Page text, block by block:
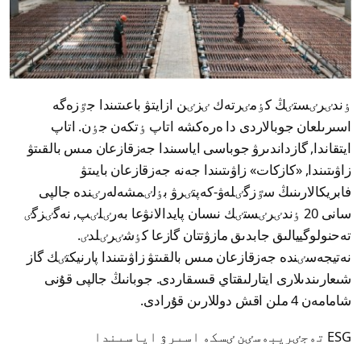
ٶندٸرٸستٸڭ كٶمٸرتەك ٸزٸن ازايتۋ باعىتىندا جٷزەگە
اسىرىلعان جوبالاردى دا ەرەكشە اتاپ ٶتكەن جٶن. اتاپ
ايتقاندا, گازداندىرۋ جوباسى اياسىندا جەزقازعان مىس بالقىتۋ
زاۋىتىندا, «كازكات» زاۋىتىندا جەنە جەزقازعان بايىتۋ
فابريكالارىنىڭ سٷزگٸلەۋ-كەپتٸرۋ بٶلٸمشەلەرٸندە جالپى
سانى 20 ٶندٸرٸستٸك نىسان پايدالانۋعا بەرٸلٸپ, نەگٸزگٸ
تەحنولوگييالىق جابدىق مازۋتتان گازعا كٶشٸرٸلدٸ.
نەتيجەسٸندە جەزقازعان مىس بالقىتۋ زاۋىتىندا پارنيكتٸك گاز
شىعارىندىلارى ايتارلىقتاي قىسقاردى. جوبانىڭ جالپى قۇنى
شامامەن 4 ملن اقش دوللارىن قۇرادى.
ESG تەجٸريبەسٸن ٸسكە اسىرۋ اياسىندا